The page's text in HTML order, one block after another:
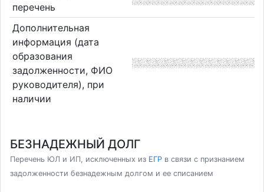
перечень
Дополнительная
информация (дата
образования
задолженности, ФИО
руководителя), при
наличии
БЕЗНАДЕЖНЫЙ ДОЛГ
Перечень ЮЛ и ИП, исключенных из ЕГР в связи с признанием
задолженности безнадежным долгом и ее списанием